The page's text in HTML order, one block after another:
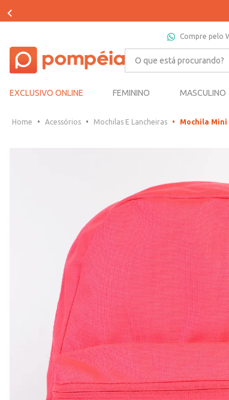
Compre pelo
O que está procurando?
EXCLUSIVO ONLINE FEMININO MASCULINO
Acessórios Mochilas E Lancheiras Mochila Mini